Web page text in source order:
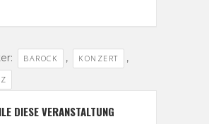
BAROCK , KONZERT ,
DIESE VERANSTALTUNG